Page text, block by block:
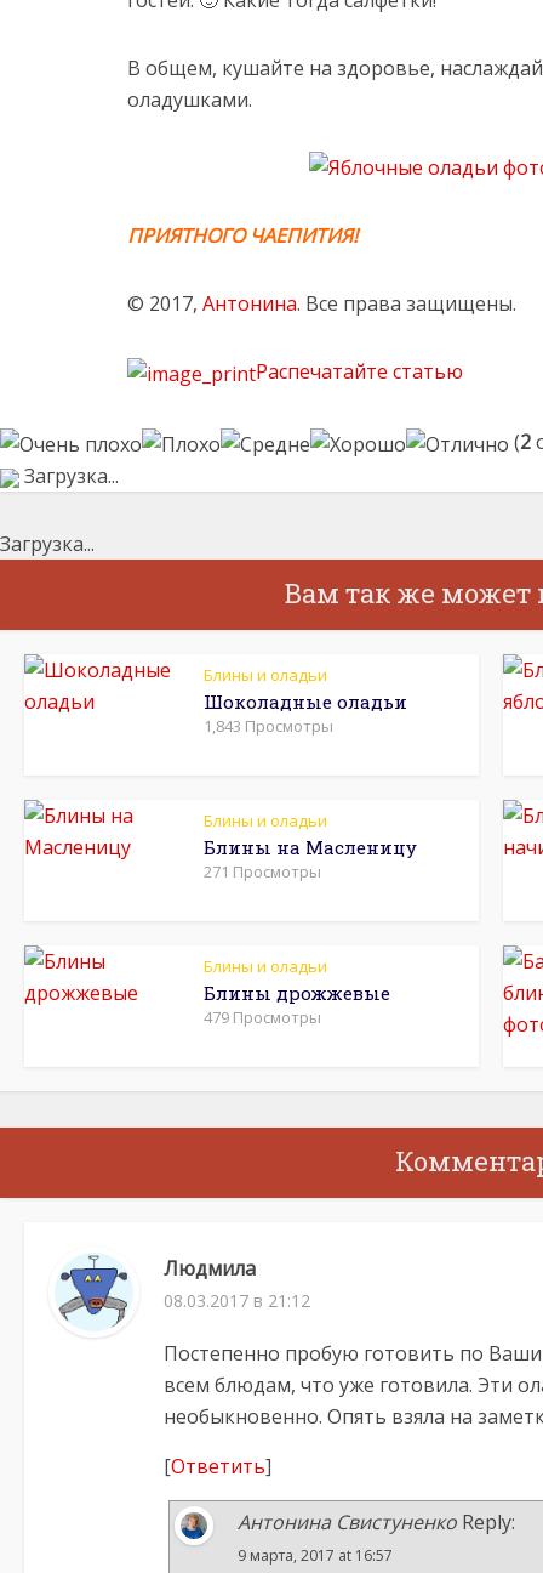
В общем, кушайте на здоровье,
оладушками.
ПРИЯТНОГО ЧАЕПИТИЯ!
© 2017, Антонина. Все права защищены.
Распечатайте статью
(2
Загрузка...
Загрузка...
Вам так же может
Блины и оладьи
Шоколадные оладьи
1,843 Просмотры
Блины и оладьи
Блины на Масленицу
271 Просмотры
Блины и оладьи
Блины дрожжевые
479 Просмотры
Людмила
08.03.2017 в 21:12
Постепенно пробую готовить по
всем блюдам, что уже готовила. Эти
необыкновенно. Опять взяла на
[Ответить]
Антонина Свистуненко Reply:
9 марта, 2017 at 16:57